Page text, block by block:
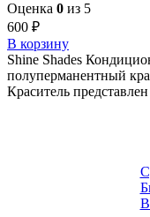
Оценка 0 из 5
600 ₽
В корзину
Shine Shades
полуперманентный
Краситель
В